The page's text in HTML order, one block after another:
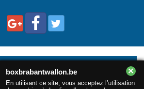
boxbrabantwallon.be
En utilisant ce site, vous acceptez l’utilisation
×